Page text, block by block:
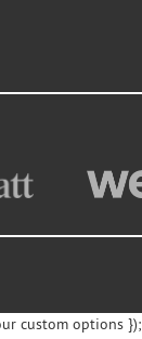
custom options });